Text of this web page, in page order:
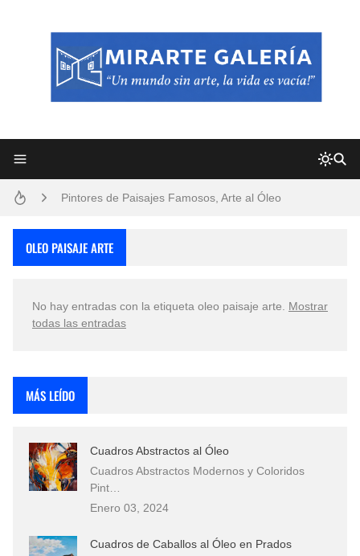
Pintores de Paisajes Famosos, Arte al Óleo
Que significan los cuadros de negras africanas?
El mundo del arte en pintura surrealista
OLEO PAISAJE ARTE
No hay entradas con la etiqueta oleo paisaje arte
Mostrar
todas las entradas
MÁS LEÍDO
Cuadros Abstractos al Óleo
Cuadros Abstractos Modernos y Coloridos
Pint…
Enero 03, 2024
Cuadros de Caballos al Óleo en Prados